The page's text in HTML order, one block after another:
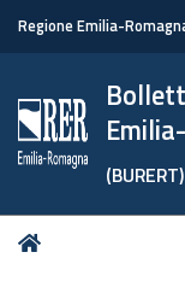
Regione Emilia-
(BURERT)
Tu